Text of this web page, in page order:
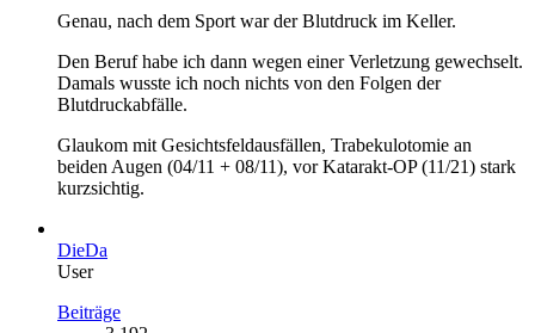
Genau, nach dem Sport war der Blutdruck im Keller.
Den Beruf habe ich dann wegen einer Verletzung gewechselt.
Damals wusste ich noch nichts von den Folgen der
Blutdruckabfälle.
Glaukom mit Gesichtsfeldausfällen, Trabekulotomie an
beiden Augen (04/11 + 08/11), vor Katarakt-OP (11/21) stark
kurzsichtig.
DieDa
User
Beiträge